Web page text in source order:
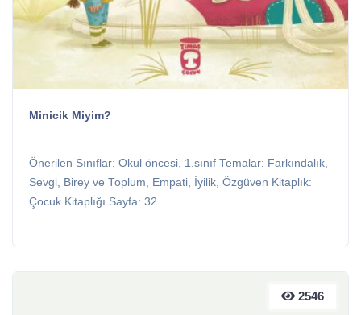
Minicik Miyim?
Önerilen Sınıflar: Okul öncesi, 1.sınıf Temalar: Farkındalık,
Sevgi, Birey ve Toplum, Empati, İyilik, Özgüven Kitaplık:
Çocuk Kitaplığı Sayfa: 32
2546
2546